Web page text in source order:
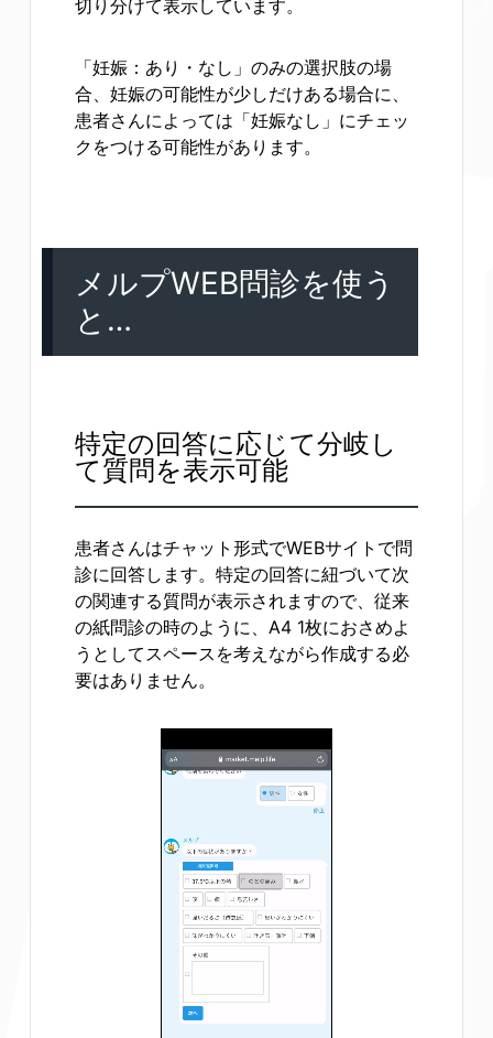
切り分けて表示しています。
「妊娠：あり・なし」のみの選択肢の場
合、妊娠の可能性が少しだけある場合に、
患者さんによっては「妊娠なし」にチェッ
クをつける可能性があります。
メルプWEB問診を使う
と…
特定の回答に応じて分岐し
て質問を表示可能
患者さんはチャット形式でWEBサイトで問
診に回答します。特定の回答に紐づいて次
の関連する質問が表示されますので、従来
の紙問診の時のように、A4 1枚におさめよ
うとしてスペースを考えながら作成する必
要はありません。